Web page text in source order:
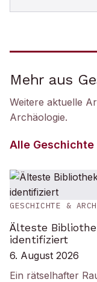
Mehr aus
Weitere aktuelle
Archäologie.
Alle
GESCHICHTE &
Älteste
identifiziert
6. August 2026
Ein rätselhafter